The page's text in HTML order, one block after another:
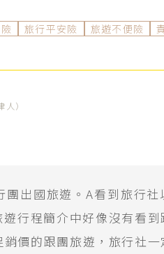
旅行平安險 旅遊不便險
人）
出國旅遊。A看到旅行
行程簡介中好像沒有看
價的跟團旅遊，旅行社